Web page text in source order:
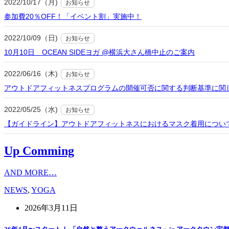
2022/10/17（月) お知らせ
参加費20％OFF！「イベント割」実施中！
2022/10/09（日) お知らせ
10月10日 OCEAN SIDEヨガ @横浜大さん橋中止のご案内
2022/06/16（木) お知らせ
アウトドアフィットネスプログラムの開催可否に関する判断基準に関
2022/05/25（水) お知らせ
【ガイドライン】アウトドアフィットネスにおけるマスク着用につい
Up Comming
AND MORE…
NEWS, YOGA
2026年3月11日